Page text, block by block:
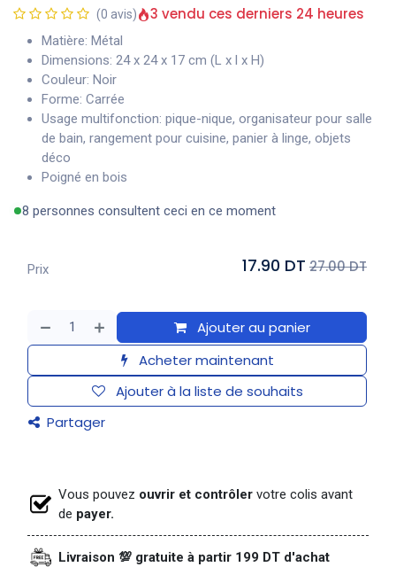
(0 avis) 3 vendu ces derniers 24 heures
Matière: Métal
Dimensions: 24 x 24 x 17 cm (L x l x H)
Couleur: Noir
Forme: Carrée
Usage multifonction: pique-nique, organisateur pour salle
de bain, rangement pour cuisine, panier à linge, objets
déco
Poigné en bois
8 personnes consultent ceci en ce moment
Ajouter au panier
Acheter maintenant
Ajouter à la liste de souhaits
Partager
Prix 17.90 DT 27.00 DT
Vous pouvez ouvrir et contrôler votre colis avant
de payer.
Livraison 💯 gratuite à partir 199 DT d'achat